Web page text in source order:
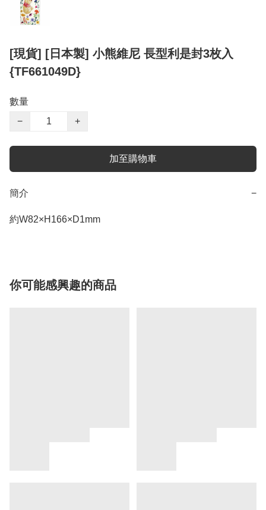
[現貨] [日本製] 小熊維尼 長型利是封3枚入
{TF661049D}
數量
−
+
加至購物車
簡介 −
約W82×H166×D1mm
你可能感興趣的商品